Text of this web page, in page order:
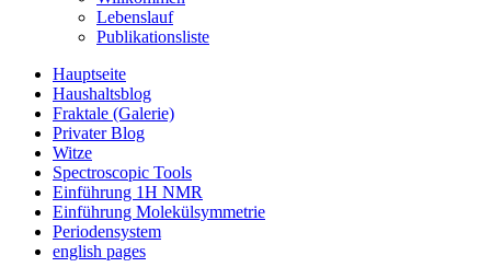
Lebenslauf
Publikationsliste
Hauptseite
Haushaltsblog
Fraktale (Galerie)
Privater Blog
Witze
Spectroscopic Tools
Einführung 1H NMR
Einführung Molekülsymmetrie
Periodensystem
english pages